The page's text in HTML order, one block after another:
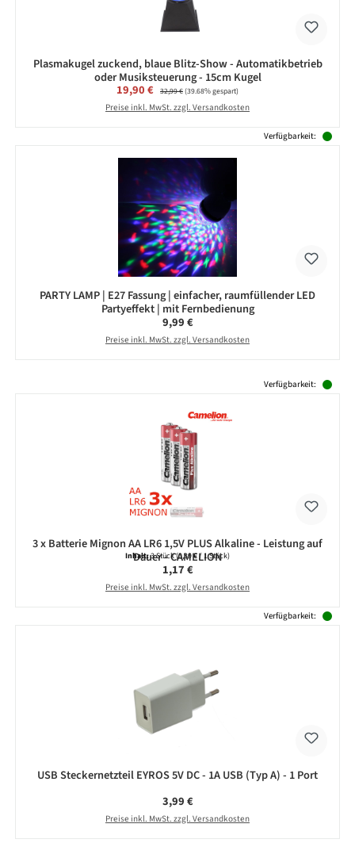
Plasmakugel zuckend, blaue Blitz-Show - Automatikbetrieb
oder Musiksteuerung - 15cm Kugel
Verkaufspreis:
19,90 € Regulärer Preis:
32,99 €(39.68% gespart)
Preise inkl. MwSt. zzgl. Versandkosten
Verfügbarkeit:
PARTY LAMP | E27 Fassung | einfacher, raumfüllender LED
Partyeffekt | mit Fernbedienung
Regulärer Preis:
9,99 €
Preise inkl. MwSt. zzgl. Versandkosten
Verfügbarkeit:
3 x Batterie Mignon AA LR6 1,5V PLUS Alkaline - Leistung auf
Dauer - CAMELION
Inhalt:3 Stück(0,39 € / 1 Stück)
Regulärer Preis:
1,17 €
Preise inkl. MwSt. zzgl. Versandkosten
Verfügbarkeit:
USB Steckernetzteil EYROS 5V DC - 1A USB (Typ A) - 1 Port
Regulärer Preis:
3,99 €
Preise inkl. MwSt. zzgl. Versandkosten